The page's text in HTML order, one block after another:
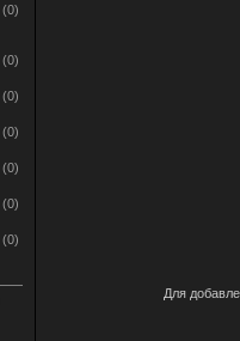
(0)
(0)
(0)
(0)
(0)
(0)
(0)
Для